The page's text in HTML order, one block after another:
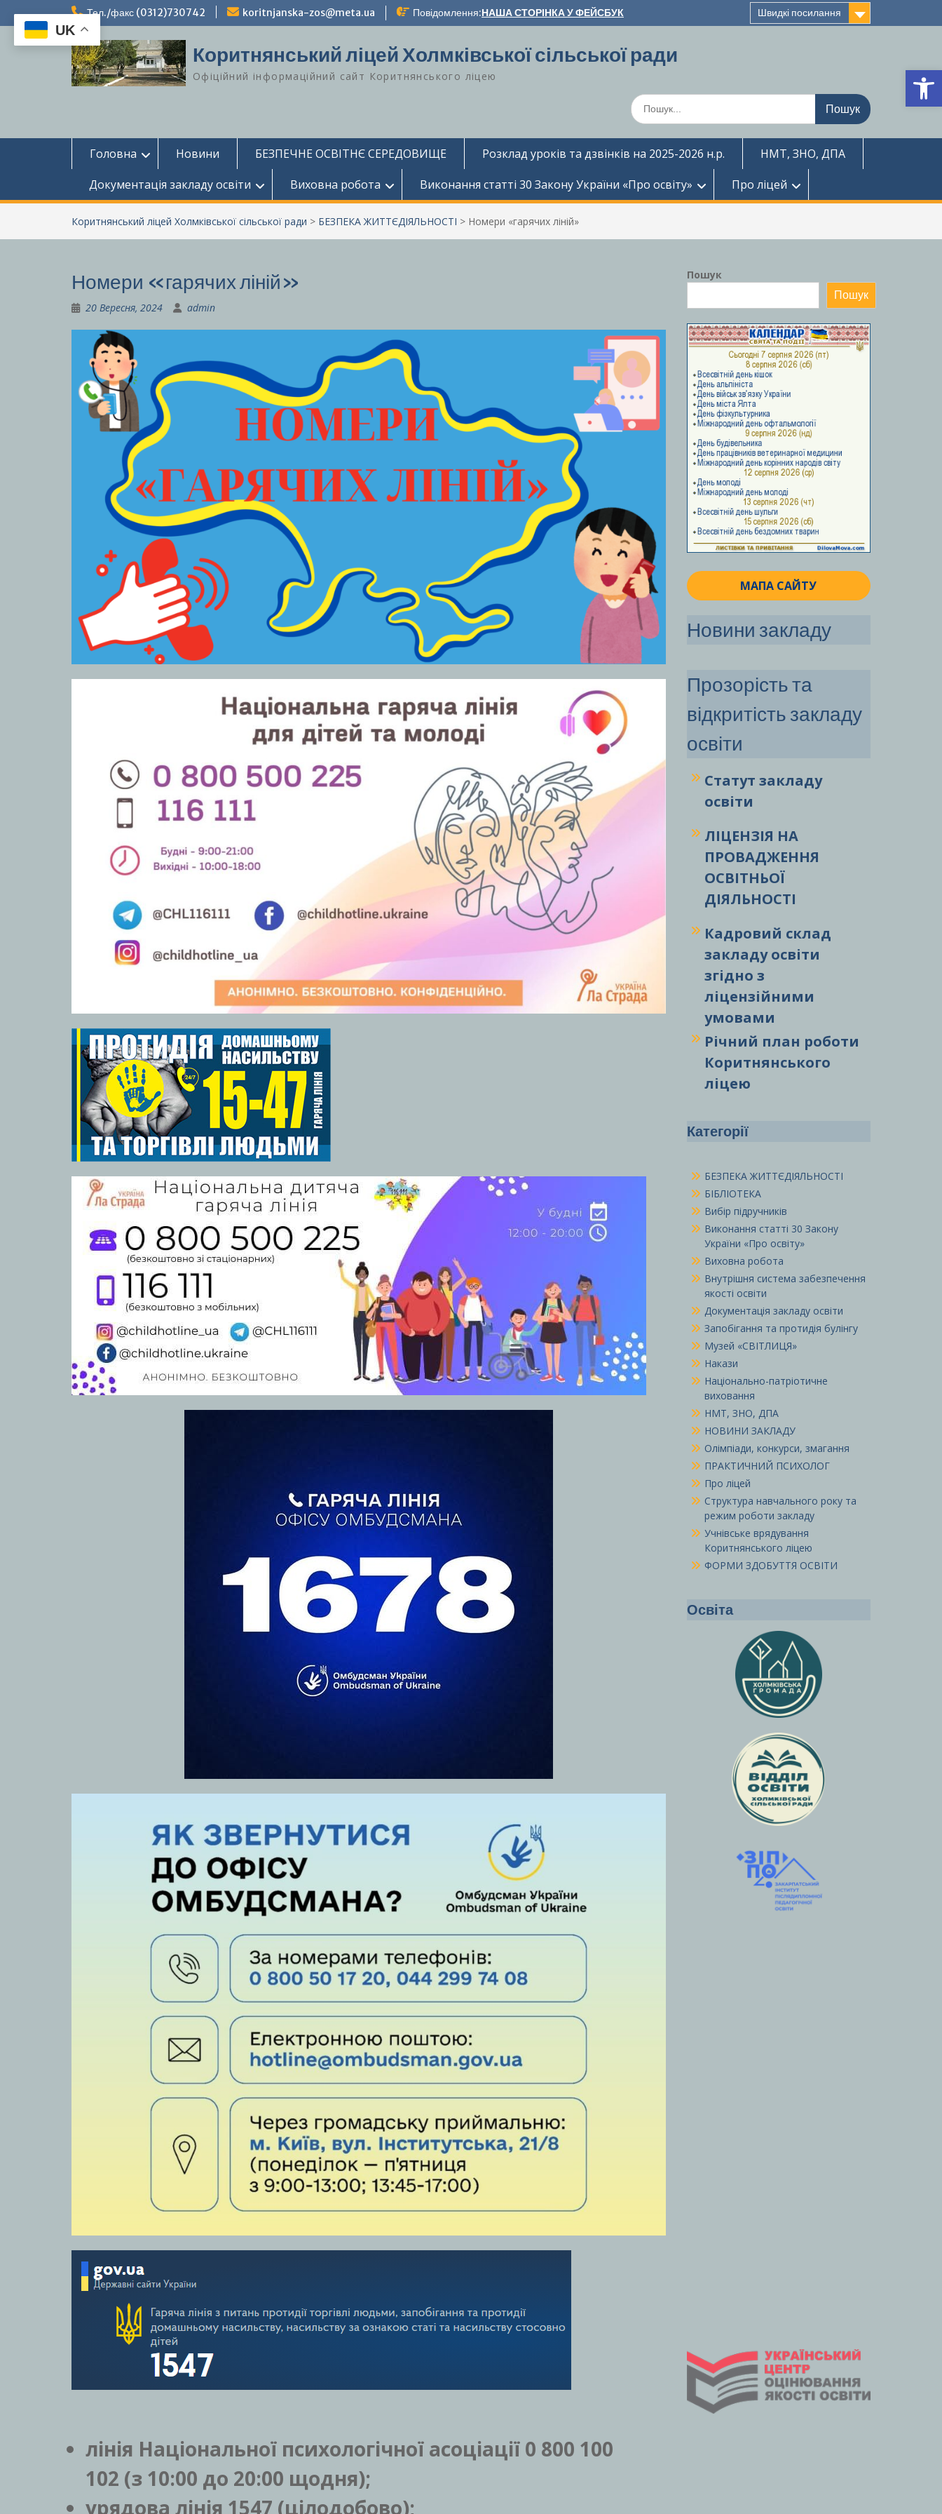
вмісту
Тел./факс (0312)730742 koritnjanska-zos@meta.ua Повідомлення:НАША СТОРІНКА У ФЕЙСБУК Швидкі посилання
Коритнянський ліцей Холмківської сільської ради
Офіційний інформаційний сайт Коритнянського ліцею
Шукати:
Головна Новини БЕЗПЕЧНЕ ОСВІТНЄ СЕРЕДОВИЩЕ Розклад уроків та дзвінків на 2025-2026 н.р.
НМТ, ЗНО, ДПА
Документація закладу освіти
Виховна робота Виконання статті 30 Закону України «Про освіту» Про ліцей
Коритнянський ліцей Холмківської сільської ради > БЕЗПЕКА ЖИТТЄДІЯЛЬНОСТІ > Номери «гарячих ліній»
Номери «гарячих ліній»
20 Вересня, 2024 admin
лінія Національної психологічної асоціації 0 800 100
102 (з 10:00 до 20:00 щодня);
урядова лінія 1547 (цілодобово);
Пошук
Пошук
МАПА САЙТУ
Новини закладу
Прозорість та
відкритість закладу
освіти
Статут закладу
освіти
ЛІЦЕНЗІЯ НА
ПРОВАДЖЕННЯ
ОСВІТНЬОЇ
ДІЯЛЬНОСТІ
Кадровий склад
закладу освіти
згідно з
ліцензійними
умовами
Річний план роботи
Коритнянського
ліцею
Категорії
БЕЗПЕКА ЖИТТЄДІЯЛЬНОСТІ
БІБЛІОТЕКА
Вибір підручників
Виконання статті 30 Закону
України «Про освіту»
Виховна робота
Внутрішня система забезпечення
якості освіти
Документація закладу освіти
Запобігання та протидія булінгу
Музей «СВІТЛИЦЯ»
Накази
Національно-патріотичне
виховання
НМТ, ЗНО, ДПА
НОВИНИ ЗАКЛАДУ
Олімпіади, конкурси, змагання
ПРАКТИЧНИЙ ПСИХОЛОГ
Про ліцей
Структура навчального року та
режим роботи закладу
Учнівське врядування
Коритнянського ліцею
ФОРМИ ЗДОБУТТЯ ОСВІТИ
Освіта
UK